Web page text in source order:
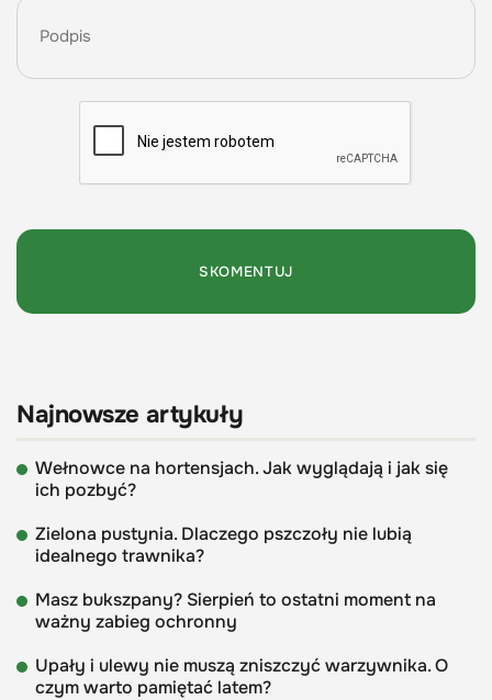
Najnowsze artykuły
Wełnowce na hortensjach. Jak wyglądają i jak się
ich pozbyć?
Zielona pustynia. Dlaczego pszczoły nie lubią
idealnego trawnika?
Masz bukszpany? Sierpień to ostatni moment na
ważny zabieg ochronny
Upały i ulewy nie muszą zniszczyć warzywnika. O
czym warto pamiętać latem?